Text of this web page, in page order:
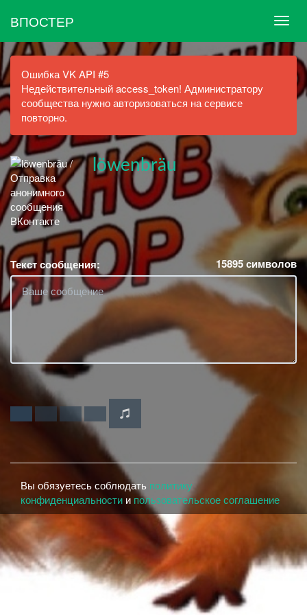
ВПОСТЕР
Ошибка VK API #5
Недействительный access_token! Администратору
сообщества нужно авторизоваться на сервисе
повторно.
löwenbräu
Текст сообщения: 15895символов
Вы обязуетесь соблюдать политику
конфиденциальности и пользовательское соглашение